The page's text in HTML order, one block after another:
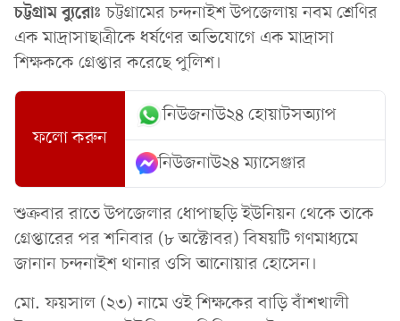
চট্টগ্রামব্যুরোঃ চট্টগ্রামের চন্দনাইশ উপজেলায় নবম শ্রেণির
এক মাদ্রাসাছাত্রীকে ধর্ষণের অভিযোগে এক মাদ্রাসা
শিক্ষককে গ্রেপ্তার করেছে পুলিশ।
ফলো করুন
নিউজনাউ২৪ হোয়াটসঅ্যাপ
নিউজনাউ২৪ ম্যাসেঞ্জার
শুক্রবার রাতে উপজেলার ধোপাছড়ি ইউনিয়ন থেকে তাকে
গ্রেপ্তারের পর শনিবার (৮ অক্টোবর) বিষয়টি গণমাধ্যমে
জানান চন্দনাইশ থানার ওসি আনোয়ার হোসেন।
মো. ফয়সাল (২৩) নামে ওই শিক্ষকের বাড়ি বাঁশখালী